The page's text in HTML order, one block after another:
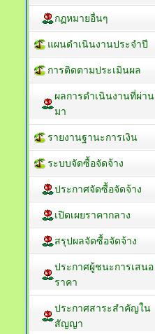
กฏหมายอื่นๆ
แผนดำเนินงานประจำปี
การติดตามประเมินผล
ผลการดำเนินงานที่ผ่าน
มา
รายงานฐานะการเงิน
ระบบจัดซื้อจัดจ้าง
ประกาศจัดซื้อจัดจ้าง
เปิดเผยราคากลาง
สรุปผลจัดซื้อจัดจ้าง
ประกาศผู้ชนะการเสนอ
ราคา
ประกาศสาระสำคัญใน
สัญญา